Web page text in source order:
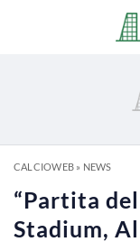
CALCIOWEB» NEWS
“Partita
Stadium,